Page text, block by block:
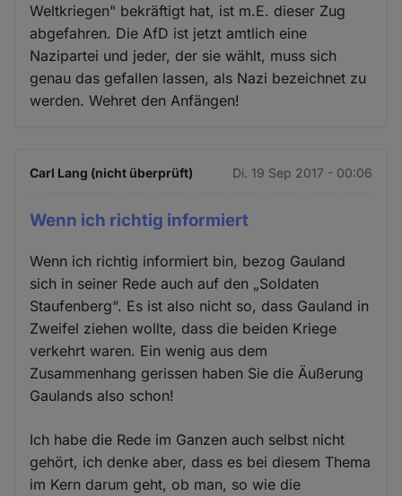
Weltkriegen" bekräftigt hat, ist m.E. dieser Zug
abgefahren. Die AfD ist jetzt amtlich eine
Nazipartei und jeder, der sie wählt, muss sich
genau das gefallen lassen, als Nazi bezeichnet zu
werden. Wehret den Anfängen!
Carl Lang (nicht überprüft) Di. 19 Sep 2017 - 00:06
Wenn ich richtig informiert
Wenn ich richtig informiert bin, bezog Gauland
sich in seiner Rede auch auf den „Soldaten
Staufenberg“. Es ist also nicht so, dass Gauland in
Zweifel ziehen wollte, dass die beiden Kriege
verkehrt waren. Ein wenig aus dem
Zusammenhang gerissen haben Sie die Äußerung
Gaulands also schon!
Ich habe die Rede im Ganzen auch selbst nicht
gehört, ich denke aber, dass es bei diesem Thema
im Kern darum geht, ob man, so wie die